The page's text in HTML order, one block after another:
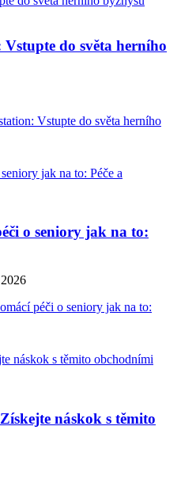
do světa herního
Vstupte do světa herního
o seniory jak na to:
péči o seniory jak na to:
náskok s těmito